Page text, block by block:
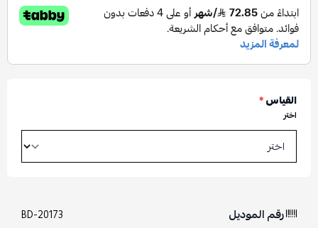
القياس*
اختر
رقم الموديل BD-20173